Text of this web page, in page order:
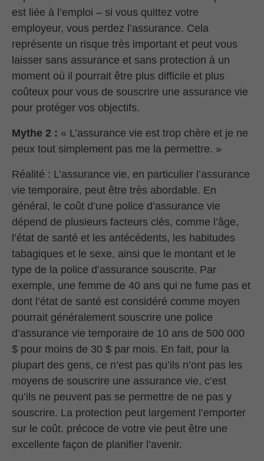
est liée à l’emploi – si vous quittez votre
employeur, vous perdez l’assurance. Cela
représente un risque très important et peut vous
laisser sans assurance et sans protection à un
moment où il pourrait être plus difficile et plus
coûteux pour vous de souscrire une assurance vie
pour protéger vos objectifs.
Mythe 2 : « L’assurance vie est trop chère et je ne
peux tout simplement pas me la permettre. »
Réalité : L’assurance vie, en particulier l’assurance
vie temporaire, peut être très abordable. En
général, le coût d’une police d’assurance vie
dépend de plusieurs facteurs clés, comme l’âge,
l’état de santé et les antécédents, les habitudes
tabagiques et le sexe, ainsi que le montant et le
type de la police d’assurance souscrite. Par
exemple, une femme de 40 ans qui ne fume pas et
dont l’état de santé est considéré comme moyen
pourrait généralement souscrire une police
d’assurance vie temporaire de 10 ans de 500 000
$ pour moins de 30 $ par mois. En fait, pour la
plupart des gens, ce n’est pas qu’ils n’ont pas les
moyens de souscrire une assurance vie, c’est
qu’ils ne peuvent pas se permettre de ne pas y
souscrire. La protection peut largement l’emporter
sur le coût. précoce de votre vie peut être une
excellente façon de planifier l’avenir.